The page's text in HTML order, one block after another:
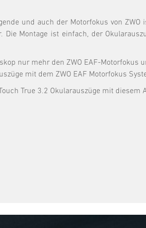
und auch der Motorfokus von
Montage ist einfach, der
nur mehr den ZWO EAF-Motorfokus
mit dem ZWO EAF Motorfokus
True 3.2 Okularauszüge mit diesem